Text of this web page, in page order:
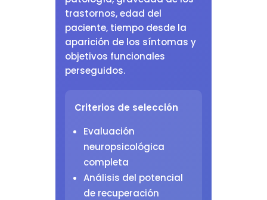
trastornos, edad del
paciente, tiempo desde la
aparición de los síntomas y
objetivos funcionales
perseguidos.
Criterios de selección
Evaluación
neuropsicológica
completa
Análisis del potencial
de recuperación